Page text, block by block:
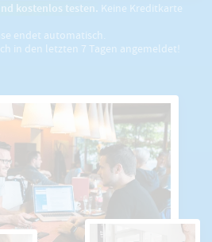
kostenlos testen. Keine Kreditkarte
endet automatisch.
in den letzten 7 Tagen angemeldet!